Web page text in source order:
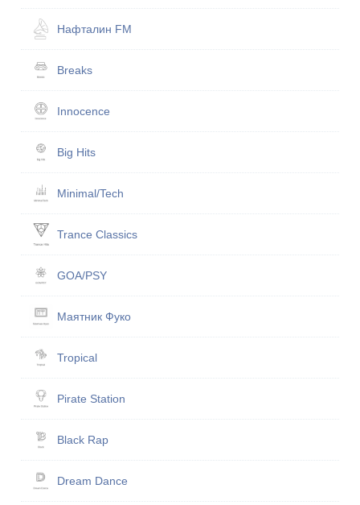
Нафталин FM
Breaks
Innocence
Big Hits
Minimal/Tech
Trance Classics
GOA/PSY
Маятник Фуко
Tropical
Pirate Station
Black Rap
Dream Dance